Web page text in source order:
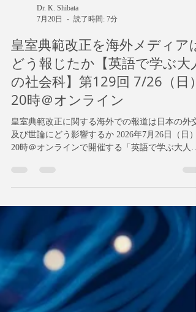
Dr. K. Shibata
7月20日
読了時間: 7分
皇室典範改正を海外メディアは
どう報じたか【英語で学ぶ大人
の社会科】第129回 7/26（日）
20時＠オンライン
社会科」ワークショップは、NPRが発表した記事
「Japan revises law on royals, keeps blocking women
from throne」をもとに「王室制度と文化、人権、
交」について英語で議論します。 皇室典範改正
海外メディアはどう報じたか【英語で学ぶ大人の
社会科】第129回 7/26（日）20時＠オンライン
年7月17日の国会で「皇室典範等の一部を改正す
法律」が成立しました。当日、高市総理はメディ
アの会見に応じていますが、国の制度を大きく変